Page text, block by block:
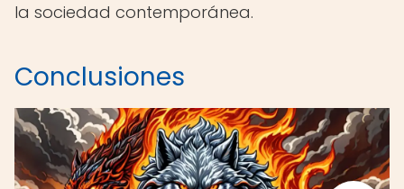
la sociedad contemporánea.
Conclusiones